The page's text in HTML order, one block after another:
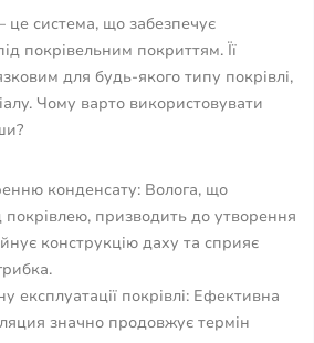
це система, що забезпечує
покрівельним покриттям. Її
для будь-якого типу покрівлі,
Чому варто використовувати
конденсату: Волога, що
покрівлею, призводить до утворення
конструкцію даху та сприяє
експлуатації покрівлі: Ефективна
значно продовжує термін